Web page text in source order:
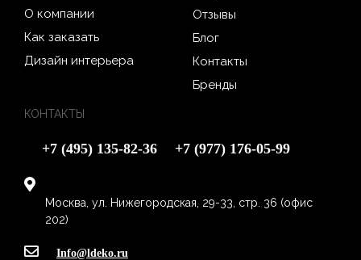
О компании
Как заказать
Дизайн интерьера
Отзывы
Блог
Контакты
Бренды
КОНТАКТЫ
+7 (495) 135-82-36 +7 (977) 176-05-99
Москва, ул. Нижегородская, 29-33, стр. 36 (офис
202)
Info@ldeko.ru